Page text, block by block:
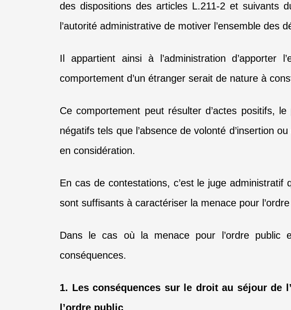
des dispositions des articles L.211-2 et suivants
l’autorité administrative de motiver l’ensemble des
Il appartient ainsi à l’administration d’apporter
comportement d’un étranger serait de nature à
Ce comportement peut résulter d’actes positifs,
négatifs tels que l’absence de volonté d’insertion
en considération.
En cas de contestations, c’est le juge
sont suffisants à caractériser la menace pour
Dans le cas où la menace pour l’ordre public
conséquences.
1. Les conséquences sur le droit au séjour de
l’ordre public